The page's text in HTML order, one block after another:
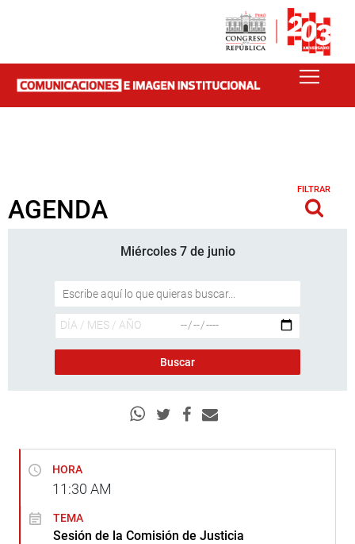
AGENDA
FILTRAR
Miércoles 7 de junio
HORA
11:30 AM
TEMA
Sesión de la Comisión de Justicia